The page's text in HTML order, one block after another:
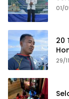
01/
20
29/